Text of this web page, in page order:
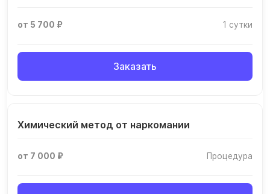
от 5 700 ₽ 1 сутки
Заказать
Химический метод от наркомании
от 7 000 ₽ Процедура